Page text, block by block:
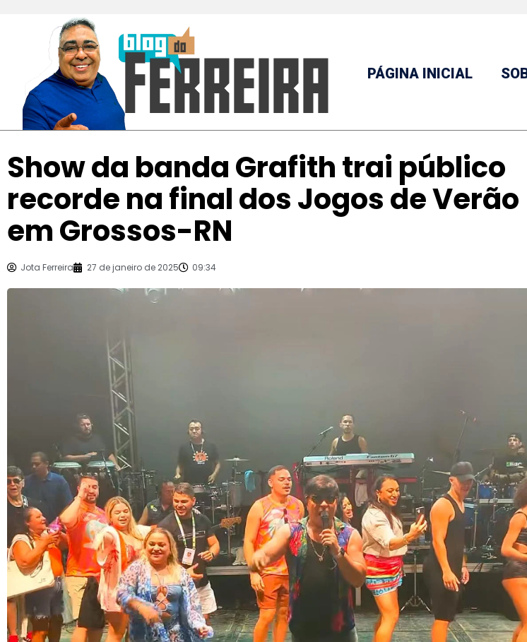
PÁGINA INICIAL
Show da banda Grafith trai público
recorde na final dos Jogos de Verão
em Grossos-RN
Jota Ferreira 27 de janeiro de 2025 09:34